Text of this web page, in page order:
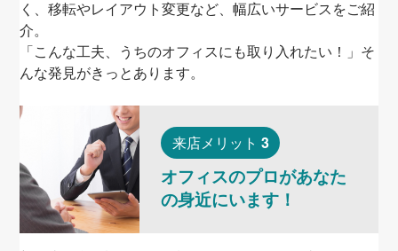
く、移転やレイアウト変更など、幅広いサービスをご紹
介。
「こんな工夫、うちのオフィスにも取り入れたい！」そ
んな発見がきっとあります。
来店メリット 3
オフィスのプロがあなた
の身近にいます！